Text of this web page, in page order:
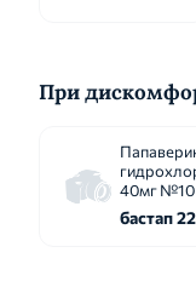
При
40мг №10
бастап